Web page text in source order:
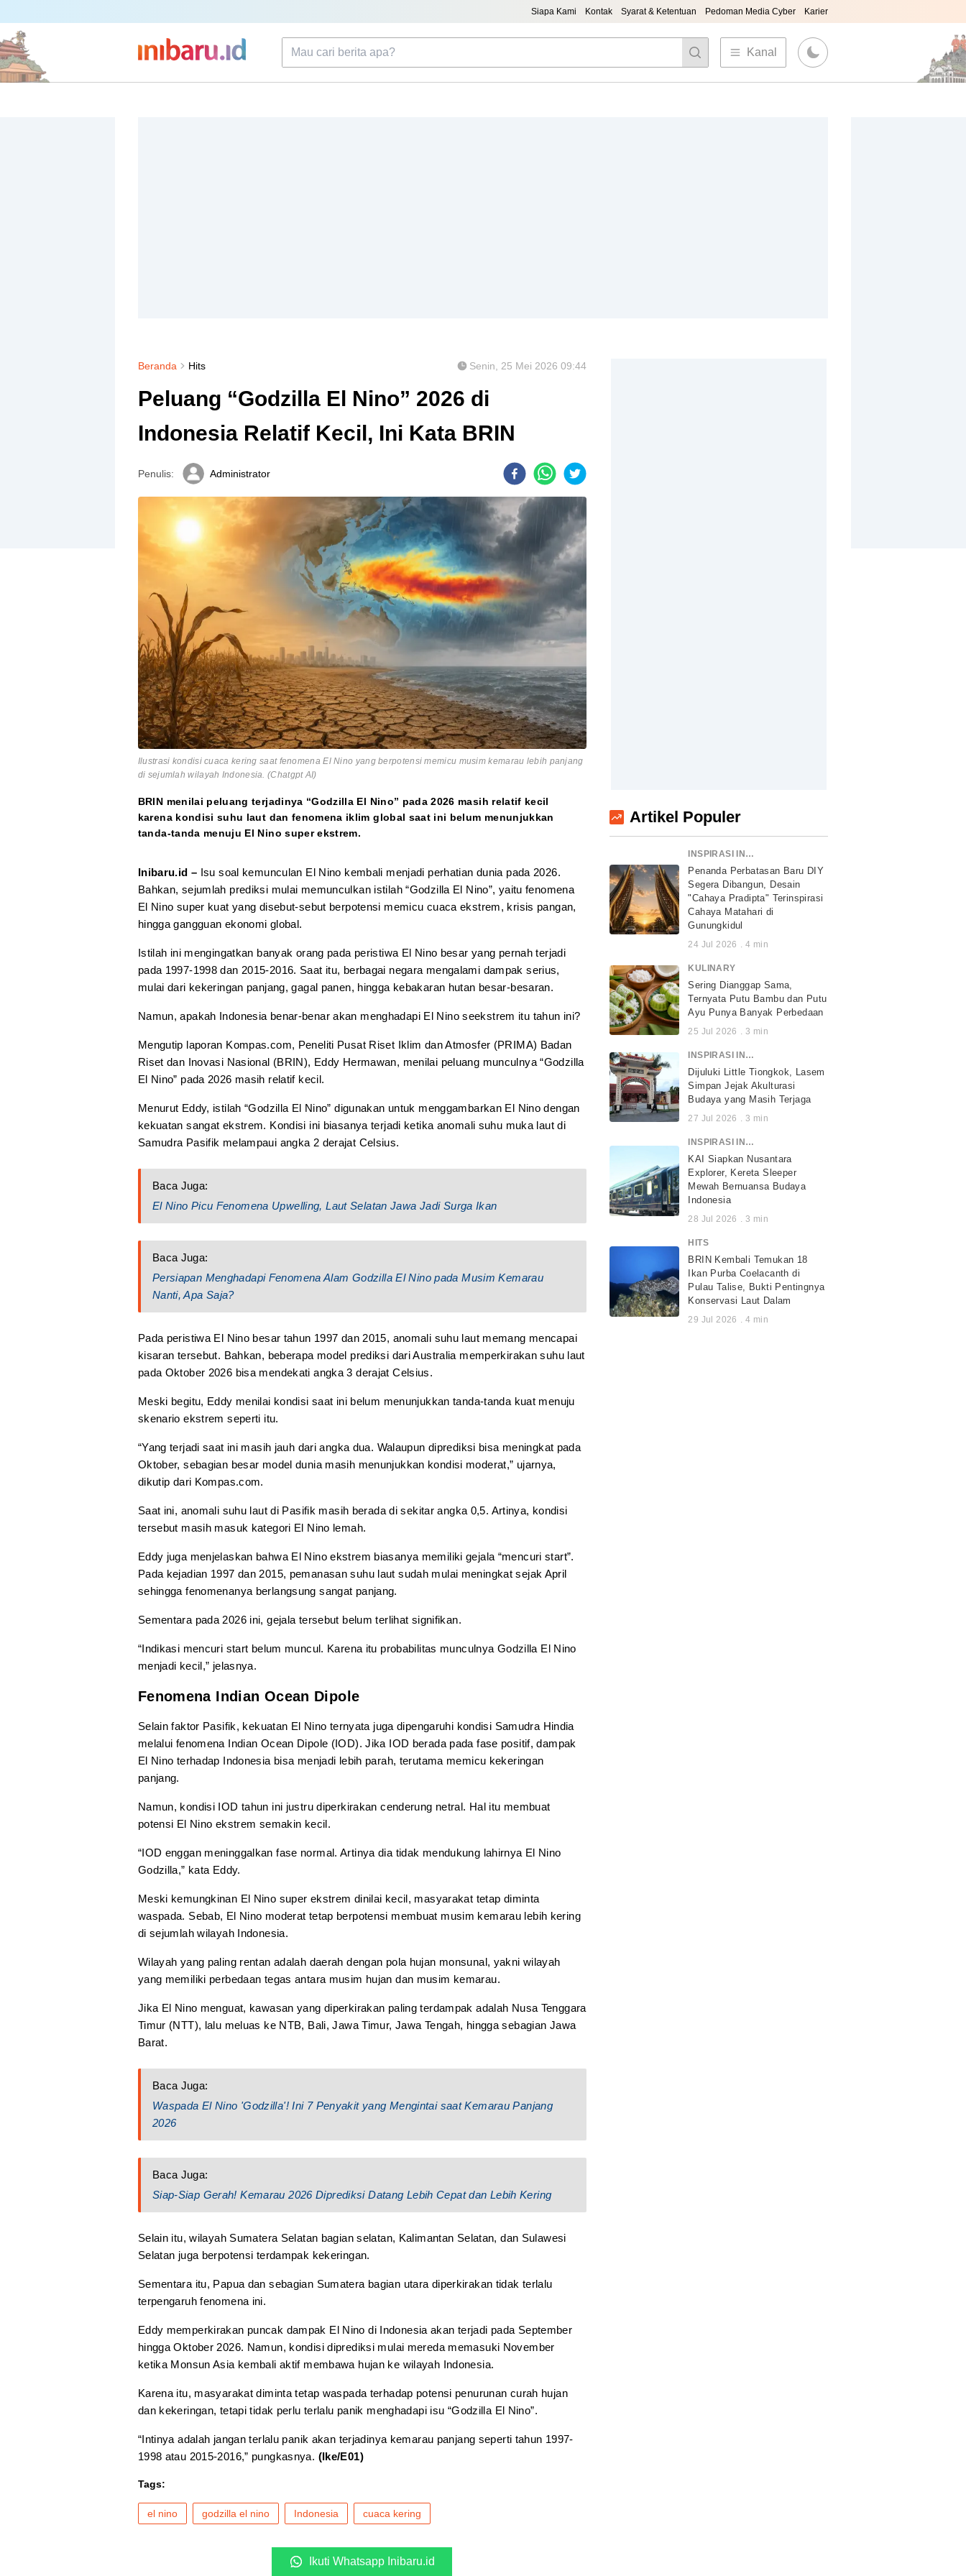
Siapa Kami Kontak Syarat & Ketentuan Pedoman Media Cyber Karier
Kanal
Beranda Hits Senin, 25 Mei 2026 09:44
Peluang “Godzilla El Nino” 2026 di
Indonesia Relatif Kecil, Ini Kata BRIN
Penulis: Administrator
Ilustrasi kondisi cuaca kering saat fenomena El Nino yang berpotensi memicu musim kemarau lebih panjang
di sejumlah wilayah Indonesia. (Chatgpt AI)
BRIN menilai peluang terjadinya “Godzilla El Nino” pada 2026 masih relatif kecil
karena kondisi suhu laut dan fenomena iklim global saat ini belum menunjukkan
tanda-tanda menuju El Nino super ekstrem.
Inibaru.id – Isu soal kemunculan El Nino kembali menjadi perhatian dunia pada 2026.
Bahkan, sejumlah prediksi mulai memunculkan istilah “Godzilla El Nino”, yaitu fenomena
El Nino super kuat yang disebut-sebut berpotensi memicu cuaca ekstrem, krisis pangan,
hingga gangguan ekonomi global.
Istilah ini mengingatkan banyak orang pada peristiwa El Nino besar yang pernah terjadi
pada 1997-1998 dan 2015-2016. Saat itu, berbagai negara mengalami dampak serius,
mulai dari kekeringan panjang, gagal panen, hingga kebakaran hutan besar-besaran.
Namun, apakah Indonesia benar-benar akan menghadapi El Nino seekstrem itu tahun ini?
Mengutip laporan Kompas.com, Peneliti Pusat Riset Iklim dan Atmosfer (PRIMA) Badan
Riset dan Inovasi Nasional (BRIN), Eddy Hermawan, menilai peluang munculnya “Godzilla
El Nino” pada 2026 masih relatif kecil.
Menurut Eddy, istilah “Godzilla El Nino” digunakan untuk menggambarkan El Nino dengan
kekuatan sangat ekstrem. Kondisi ini biasanya terjadi ketika anomali suhu muka laut di
Samudra Pasifik melampaui angka 2 derajat Celsius.
Baca Juga:
El Nino Picu Fenomena Upwelling, Laut Selatan Jawa Jadi Surga Ikan
Baca Juga:
Persiapan Menghadapi Fenomena Alam Godzilla El Nino pada Musim Kemarau
Nanti, Apa Saja?
Pada peristiwa El Nino besar tahun 1997 dan 2015, anomali suhu laut memang mencapai
kisaran tersebut. Bahkan, beberapa model prediksi dari Australia memperkirakan suhu laut
pada Oktober 2026 bisa mendekati angka 3 derajat Celsius.
Meski begitu, Eddy menilai kondisi saat ini belum menunjukkan tanda-tanda kuat menuju
skenario ekstrem seperti itu.
“Yang terjadi saat ini masih jauh dari angka dua. Walaupun diprediksi bisa meningkat pada
Oktober, sebagian besar model dunia masih menunjukkan kondisi moderat,” ujarnya,
dikutip dari Kompas.com.
Saat ini, anomali suhu laut di Pasifik masih berada di sekitar angka 0,5. Artinya, kondisi
tersebut masih masuk kategori El Nino lemah.
Eddy juga menjelaskan bahwa El Nino ekstrem biasanya memiliki gejala “mencuri start”.
Pada kejadian 1997 dan 2015, pemanasan suhu laut sudah mulai meningkat sejak April
sehingga fenomenanya berlangsung sangat panjang.
Sementara pada 2026 ini, gejala tersebut belum terlihat signifikan.
“Indikasi mencuri start belum muncul. Karena itu probabilitas munculnya Godzilla El Nino
menjadi kecil,” jelasnya.
Fenomena Indian Ocean Dipole
Selain faktor Pasifik, kekuatan El Nino ternyata juga dipengaruhi kondisi Samudra Hindia
melalui fenomena Indian Ocean Dipole (IOD). Jika IOD berada pada fase positif, dampak
El Nino terhadap Indonesia bisa menjadi lebih parah, terutama memicu kekeringan
panjang.
Namun, kondisi IOD tahun ini justru diperkirakan cenderung netral. Hal itu membuat
potensi El Nino ekstrem semakin kecil.
“IOD enggan meninggalkan fase normal. Artinya dia tidak mendukung lahirnya El Nino
Godzilla,” kata Eddy.
Meski kemungkinan El Nino super ekstrem dinilai kecil, masyarakat tetap diminta
waspada. Sebab, El Nino moderat tetap berpotensi membuat musim kemarau lebih kering
di sejumlah wilayah Indonesia.
Wilayah yang paling rentan adalah daerah dengan pola hujan monsunal, yakni wilayah
yang memiliki perbedaan tegas antara musim hujan dan musim kemarau.
Jika El Nino menguat, kawasan yang diperkirakan paling terdampak adalah Nusa Tenggara
Timur (NTT), lalu meluas ke NTB, Bali, Jawa Timur, Jawa Tengah, hingga sebagian Jawa
Barat.
Baca Juga:
Waspada El Nino 'Godzilla'! Ini 7 Penyakit yang Mengintai saat Kemarau Panjang
2026
Baca Juga:
Siap-Siap Gerah! Kemarau 2026 Diprediksi Datang Lebih Cepat dan Lebih Kering
Selain itu, wilayah Sumatera Selatan bagian selatan, Kalimantan Selatan, dan Sulawesi
Selatan juga berpotensi terdampak kekeringan.
Sementara itu, Papua dan sebagian Sumatera bagian utara diperkirakan tidak terlalu
terpengaruh fenomena ini.
Eddy memperkirakan puncak dampak El Nino di Indonesia akan terjadi pada September
hingga Oktober 2026. Namun, kondisi diprediksi mulai mereda memasuki November
ketika Monsun Asia kembali aktif membawa hujan ke wilayah Indonesia.
Karena itu, masyarakat diminta tetap waspada terhadap potensi penurunan curah hujan
dan kekeringan, tetapi tidak perlu terlalu panik menghadapi isu “Godzilla El Nino”.
“Intinya adalah jangan terlalu panik akan terjadinya kemarau panjang seperti tahun 1997-
1998 atau 2015-2016,” pungkasnya. (Ike/E01)
Tags:
el nino godzilla el nino Indonesia cuaca kering
Ikuti Whatsapp Inibaru.id
Artikel Populer
INSPIRASI INDONESIA
Penanda Perbatasan Baru DIY
Segera Dibangun, Desain
"Cahaya Pradipta" Terinspirasi
Cahaya Matahari di
Gunungkidul
24 Jul 2026 . 4 min
KULINARY
Sering Dianggap Sama,
Ternyata Putu Bambu dan Putu
Ayu Punya Banyak Perbedaan
25 Jul 2026 . 3 min
INSPIRASI INDONESIA
Dijuluki Little Tiongkok, Lasem
Simpan Jejak Akulturasi
Budaya yang Masih Terjaga
27 Jul 2026 . 3 min
INSPIRASI INDONESIA
KAI Siapkan Nusantara
Explorer, Kereta Sleeper
Mewah Bernuansa Budaya
Indonesia
28 Jul 2026 . 3 min
HITS
BRIN Kembali Temukan 18
Ikan Purba Coelacanth di
Pulau Talise, Bukti Pentingnya
Konservasi Laut Dalam
29 Jul 2026 . 4 min